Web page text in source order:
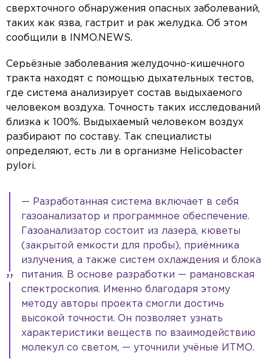
сверхточного обнаружения опасных заболеваний,
таких как язва, гастрит и рак желудка. Об этом
сообщили в INMO.NEWS.
Серьёзные заболевания желудочно-кишечного
тракта находят с помощью дыхательных тестов,
где система анализирует состав выдыхаемого
человеком воздуха. Точность таких исследований
близка к 100%. Выдыхаемый человеком воздух
разбирают по составу. Так специалисты
определяют, есть ли в организме Helicobacter
pylori.
— Разработанная система включает в себя
газоанализатор и программное обеспечение.
Газоанализатор состоит из лазера, кюветы
(закрытой емкости для пробы), приёмника
излучения, а также систем охлаждения и блока
питания. В основе разработки — рамановская
спектроскопия. Именно благодаря этому
методу авторы проекта смогли достичь
высокой точности. Он позволяет узнать
характеристики веществ по взаимодействию
молекул со светом, — уточнили учёные ИТМО.